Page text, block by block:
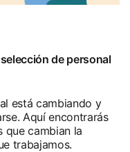
de personal
está cambiando y
Aquí encontrarás
que cambian la
trabajamos.